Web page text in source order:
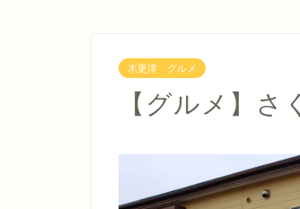
木更津 グルメ
【グルメ】さ